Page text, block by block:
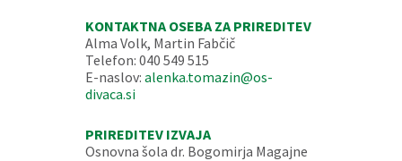
KONTAKTNA OSEBA ZA PRIREDITEV
Alma Volk, Martin Fabčič
Telefon: 040 549 515
E-naslov: alenka.tomazin@os-
divaca.si
PRIREDITEV IZVAJA
Osnovna šola dr. Bogomirja Magajne